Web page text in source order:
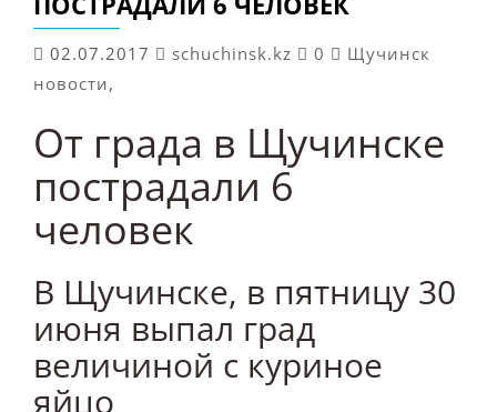
02.07.2017 schuchinsk.kz 0
Щучинск
новости,
От града в Щучинске
пострадали 6
человек
В Щучинске, в пятницу 30
июня выпал град
величиной с куриное
яйцо